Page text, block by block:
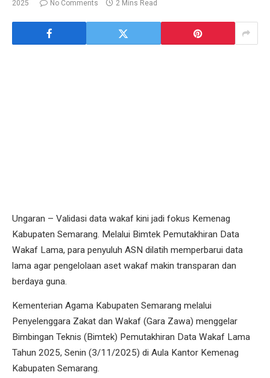
2025
No Comments 2 Mins Read
Ungaran – Validasi data wakaf kini jadi fokus Kemenag
Kabupaten Semarang. Melalui Bimtek Pemutakhiran Data
Wakaf Lama, para penyuluh ASN dilatih memperbarui data
lama agar pengelolaan aset wakaf makin transparan dan
berdaya guna.
Kementerian Agama Kabupaten Semarang melalui
Penyelenggara Zakat dan Wakaf (Gara Zawa) menggelar
Bimbingan Teknis (Bimtek) Pemutakhiran Data Wakaf Lama
Tahun 2025, Senin (3/11/2025) di Aula Kantor Kemenag
Kabupaten Semarang.